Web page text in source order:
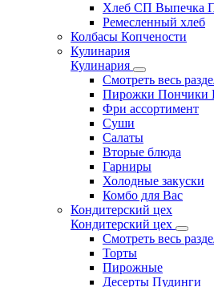
Хлеб СП Выпечка
Ремесленный хлеб
Колбасы Копчености
Кулинария
Кулинария
Смотреть весь
Пирожки
Фри ассортимент
Суши
Салаты
Вторые блюда
Гарниры
Холодные закуски
Комбо для Вас
Кондитерский цех
Кондитерский цех
Смотреть весь
Торты
Пирожные
Десерты Пудинги